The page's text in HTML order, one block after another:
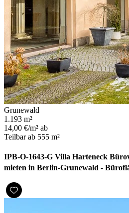
Grunewald
1.193 m²
14,00 €/m² ab
Teilbar ab 555 m²
IPB-O-1643-G Villa Harteneck
mieten in Berlin-Grunewald -